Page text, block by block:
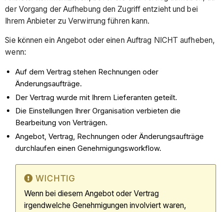
der Vorgang der Aufhebung den Zugriff entzieht und bei
Ihrem Anbieter zu Verwirrung führen kann.
Sie können ein Angebot oder einen Auftrag NICHT aufheben,
wenn:
Auf dem Vertrag stehen Rechnungen oder
Änderungsaufträge.
Der Vertrag wurde mit Ihrem Lieferanten geteilt.
Die Einstellungen Ihrer Organisation verbieten die
Bearbeitung von Verträgen.
Angebot, Vertrag, Rechnungen oder Änderungsaufträge
durchlaufen einen Genehmigungsworkflow.
WICHTIG
Wenn bei diesem Angebot oder Vertrag
irgendwelche Genehmigungen involviert waren,